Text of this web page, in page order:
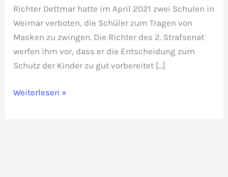
Richter Dettmar hatte im April 2021 zwei Schulen in
Weimar verboten, die Schüler zum Tragen von
Masken zu zwingen. Die Richter des 2. Strafsenat
werfen ihm vor, dass er die Entscheidung zum
Schutz der Kinder zu gut vorbereitet […]
Die
Weiterlesen »